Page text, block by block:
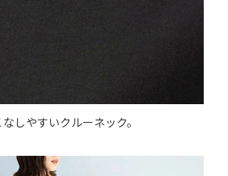
しやすいクルーネック。